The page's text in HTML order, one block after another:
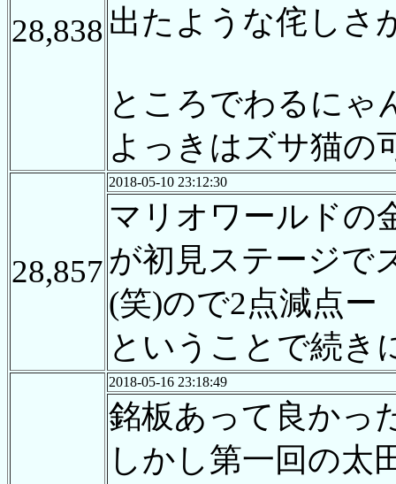
28,838 出たような侘しさ
ところでわるにゃ
よっきはズサ猫の
28,857
2018-05-10 23:12:30
マリオワールドの
が初見ステージで
(笑)ので2点減点ー
ということで続き
2018-05-16 23:18:49
銘板あって良かっ
しかし第一回の太